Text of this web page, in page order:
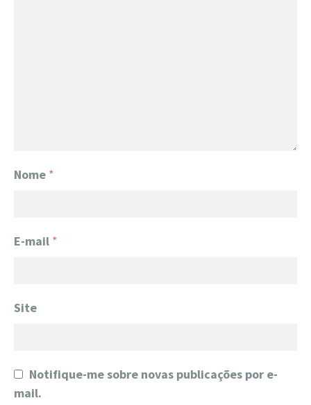
Nome *
E-mail *
Site
Notifique-me sobre novas publicações por e-
mail.